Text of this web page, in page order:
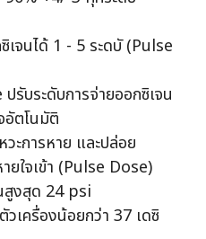
เจนได้ 1 - 5 ระดบั (Pulse
บระดับการจ่ายออกซิเจน
อัตโนมัติ
วะการหาย และปล่อย
ยใจเข้า (Pulse Dose)
สูงสุด 24 psi
วเครื่องน้อยกว่า 37 เดซิ